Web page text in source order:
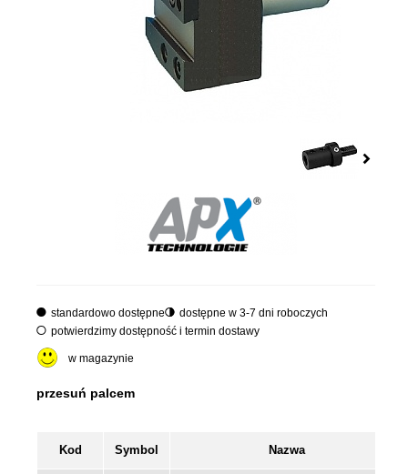
standardowo dostępne
dostępne w 3-7 dni roboczych
potwierdzimy dostępność i termin dostawy
w magazynie
Kod Symbol Nazwa